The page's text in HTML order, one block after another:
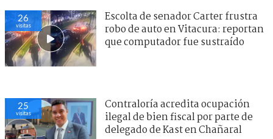
26
visitas
Escolta de senador Carter frustra
robo de auto en Vitacura: reportan
que computador fue sustraído
25
visitas
Contraloría acredita ocupación
ilegal de bien fiscal por parte de
delegado de Kast en Chañaral